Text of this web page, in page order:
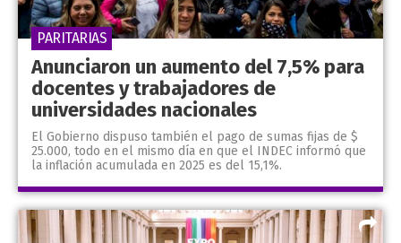
Anunciaron un aumento del 7,5% para
docentes y trabajadores de
universidades nacionales
El Gobierno dispuso también el pago de sumas fijas de $
25.000, todo en el mismo día en que el INDEC informó que
la inflación acumulada en 2025 es del 15,1%.
PARITARIAS